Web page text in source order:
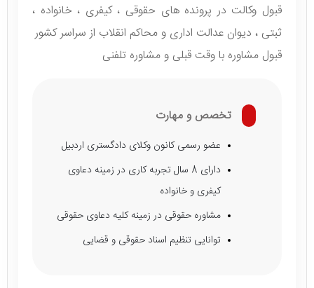
قبول وکالت در پرونده های حقوقی ، کیفری ، خانواده ،
ثبتی ، دیوان عدالت اداری و محاکم انقلاب از سراسر کشور
قبول مشاوره با وقت قبلی و مشاوره تلفنی
تخصص و مهارت
عضو رسمی کانون وکلای دادگستری اردبیل
دارای 8 سال تجربه کاری در زمینه دعاوی
کیفری و خانواده
مشاوره حقوقی در زمینه کلیه دعاوی حقوقی
توانایی تنظیم اسناد حقوقی و قضایی